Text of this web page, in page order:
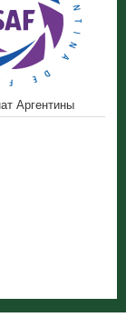
Аргентины